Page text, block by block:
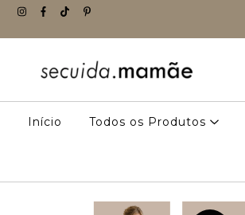
Início Todos os Produtos